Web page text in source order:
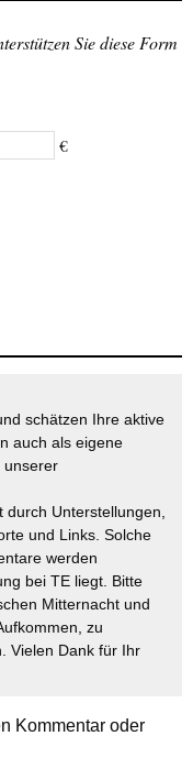
Sie diese Form
€
schätzen Ihre aktive
auch als eigene
unserer
Unterstellungen,
und Links. Solche
werden
bei TE liegt. Bitte
Mitternacht und
zu
Vielen Dank für Ihr
Kommentar oder